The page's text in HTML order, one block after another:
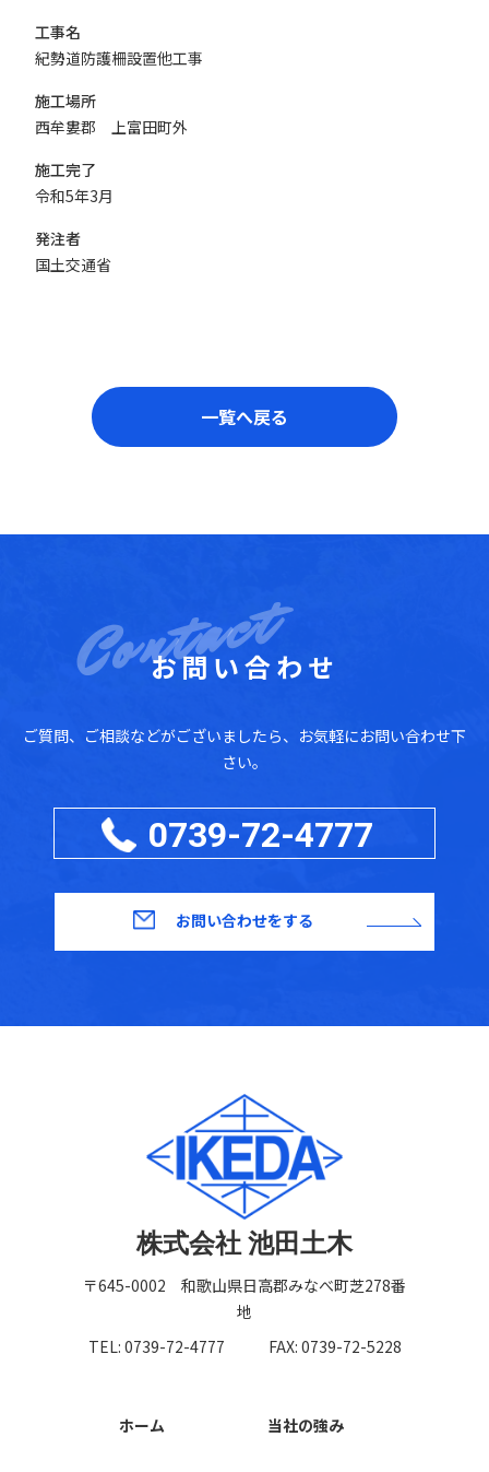
工事名
紀勢道防護柵設置他工事
施工場所
西牟婁郡 上富田町外
施工完了
令和5年3月
発注者
国土交通省
一覧へ戻る
お問い合わせ
ご質問、ご相談などがございましたら、お気軽にお問い合わせ下
さい。
0739-72-4777
お問い合わせをする
株式会社 池田土木
〒645-0002 和歌山県日高郡みなべ町芝278番
地
TEL: 0739-72-4777
FAX: 0739-72-5228
ホーム 当社の強み